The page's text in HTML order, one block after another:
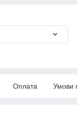
Оплата Умови